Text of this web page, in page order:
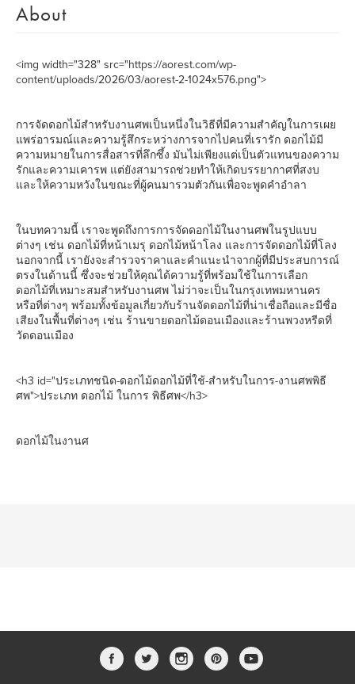
About
<img width="328" src="https://aorest.com/wp-
content/uploads/2026/03/aorest-2-1024x576.png">
การจัดดอกไม้สำหรับงานศพเป็นหนึ่งในวิธีที่มีความสำคัญในการเผย
แพร่อารมณ์และความรู้สึกระหว่างการจากไปคนที่เรารัก ดอกไม้มี
ความหมายในการสื่อสารที่ลึกซึ้ง มันไม่เพียงแต่เป็นตัวแทนของความ
รักและความเคารพ แต่ยังสามารถช่วยทำให้เกิดบรรยากาศที่สงบ
และให้ความหวังในขณะที่ผู้คนมารวมตัวกันเพื่อจะพูดคำอำลา
ในบทความนี้ เราจะพูดถึงการการจัดดอกไม้ในงานศพในรูปแบบ
ต่างๆ เช่น ดอกไม้ที่หน้าเมรุ ดอกไม้หน้าโลง และการจัดดอกไม้ที่โลง
นอกจากนี้ เรายังจะสำรวจราคาและคำแนะนำจากผู้ที่มีประสบการณ์
ตรงในด้านนี้ ซึ่งจะช่วยให้คุณได้ความรู้ที่พร้อมใช้ในการเลือก
ดอกไม้ที่เหมาะสมสำหรับงานศพ ไม่ว่าจะเป็นในกรุงเทพมหานคร
หรือที่ต่างๆ พร้อมทั้งข้อมูลเกี่ยวกับร้านจัดดอกไม้ที่น่าเชื่อถือและมีชื่อ
เสียงในพื้นที่ต่างๆ เช่น ร้านขายดอกไม้ดอนเมืองและร้านพวงหรีดที่
วัดดอนเมือง
<h3 id="ประเภทชนิด-ดอกไม้ดอกไม้ที่ใช้-สำหรับในการ-งานศพพิธี
ศพ">ประเภท ดอกไม้ ในการ พิธีศพ</h3>
ดอกไม้ในงานศ